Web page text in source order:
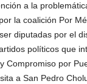
a la
la coalición Por
diputadas por el
políticos que
Compromiso por
a San Pedro